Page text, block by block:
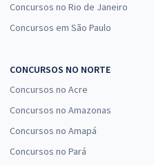
Concursos no Rio de Janeiro
Concursos em São Paulo
CONCURSOS NO NORTE
Concursos no Acre
Concursos no Amazonas
Concursos no Amapá
Concursos no Pará